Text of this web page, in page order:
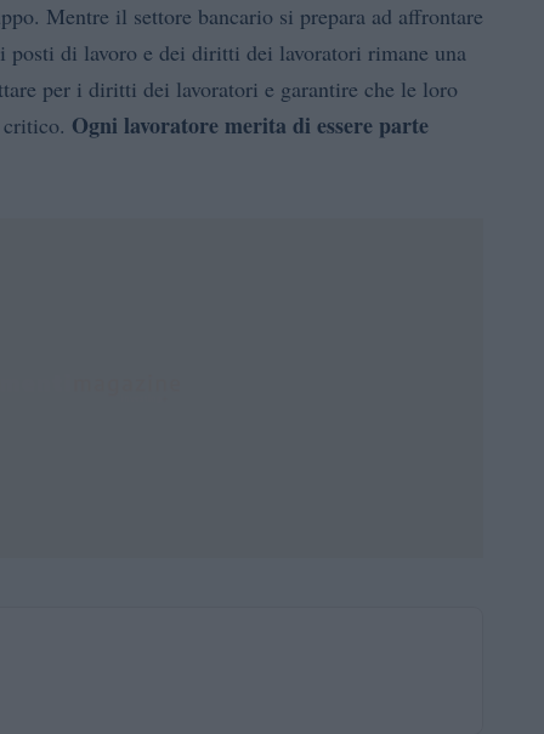
Mentre il settore bancario si prepara ad affrontare
di lavoro e dei diritti dei lavoratori rimane una
per i diritti dei lavoratori e garantire che le loro
critico. Ogni lavoratore merita di essere parte